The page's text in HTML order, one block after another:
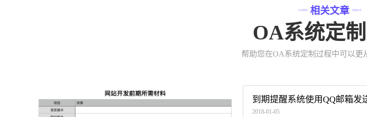
相关文章
OA系统定
帮助您在OA系统定制过程中可以更
2018-01-05